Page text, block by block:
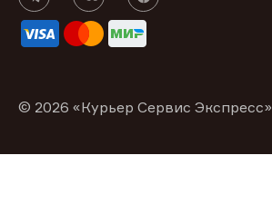
© 2026 «Курьер Сервис Экспресс»